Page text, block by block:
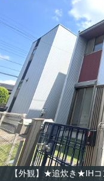
【外観】★追炊き★IH